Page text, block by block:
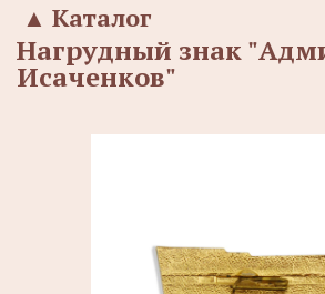
Каталог
▲
Нагрудный знак
Исаченков"